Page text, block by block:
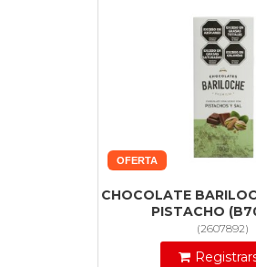
OFERTA
CHOCOLATE
PISTACHO
(2607892)